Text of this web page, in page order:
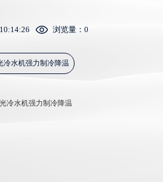
浏览量： 0
冷水机强力制冷降温